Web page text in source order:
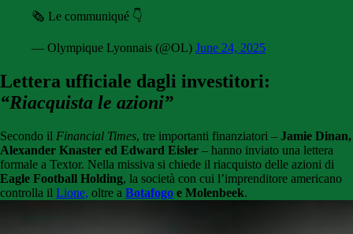
🗞 Le communiqué 👇
— Olympique Lyonnais (@OL) June 24, 2025
Lettera ufficiale dagli investitori:
“Riacquista le azioni”
Secondo il Financial Times, tre importanti finanziatori – Jamie Dinan,
Alexander Knaster ed Edward Eisler – hanno inviato una lettera
formale a Textor. Nella missiva si chiede il riacquisto delle azioni di
Eagle Football Holding, la società con cui l’imprenditore americano
controlla il Lione, oltre a Botafogo e Molenbeek.